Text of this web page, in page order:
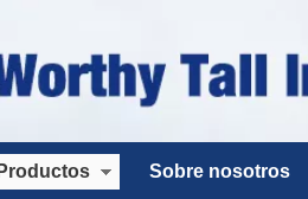
Productos Sobre nosotros